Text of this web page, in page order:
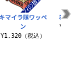
キマイラ隊ワッペ
ン
¥1,320（税込）
ミオ